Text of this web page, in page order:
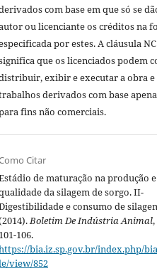
com base em que só se
ou licenciante os créditos na
por estes. A cláusula NC
que os licenciados podem
exibir e executar a obra
derivados com base
fins não comerciais.
Citar
de maturação na produção e
da silagem de sorgo. II-
e consumo de
Boletim De Indústria Animal,
101-106.
bia.iz.sp.gov.br/index.php/
view/852